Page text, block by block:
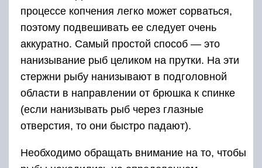
процессе копчения легко может сорваться,
поэтому подвешивать ее следует очень
аккуратно. Самый простой способ — это
нанизывание рыб целиком на прутки. На эти
стержни рыбу нанизывают в подголовной
области в направлении от брюшка к спинке
(если нанизывать рыб через глазные
отверстия, то они быстро падают).
Необходимо обращать внимание на то, чтобы